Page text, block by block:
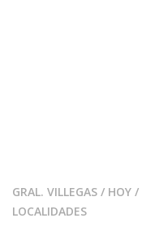
GRAL. VILLEGAS / HOY /
LOCALIDADES